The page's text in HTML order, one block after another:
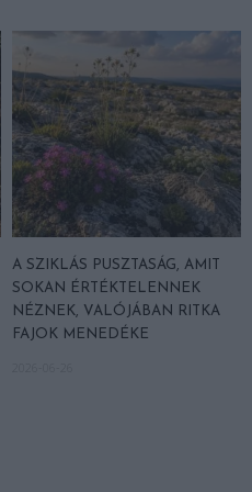
A SZIKLÁS PUSZTASÁG, AMIT
SOKAN ÉRTÉKTELENNEK
NÉZNEK, VALÓJÁBAN RITKA
FAJOK MENEDÉKE